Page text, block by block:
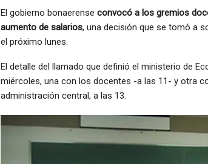
El gobierno bonaerense convocó a los gremios
aumento de salarios, una decisión que se tomó a
el próximo lunes.
El detalle del llamado que definió el ministerio de
miércoles, una con los docentes -a las 11- y otra
administración central, a las 13.